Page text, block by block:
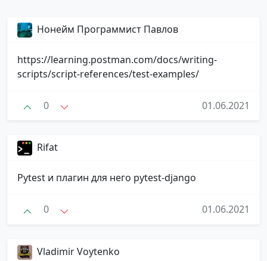
Нонейм Программист Павлов
https://learning.postman.com/docs/writing-
scripts/script-references/test-examples/
0 01.06.2021
Rifat
Pytest и плагин для него pytest-django
0 01.06.2021
Vladimir Voytenko ️